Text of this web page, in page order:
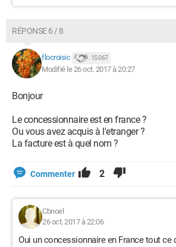
RÉPONSE 6 / 8
flocroisic 15 067
Modifié le 26 oct. 2017 à 20:27
Bonjour
Le concessionnaire est en france ?
Ou vous avez acquis à l'etranger ?
La facture est à quel nom ?
Commenter 2
Cbnoel
26 oct. 2017 à 22:06
Oui un concessionnaire en France tout ce